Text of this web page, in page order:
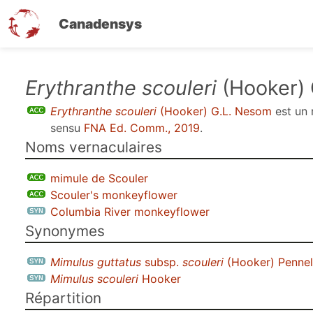
Canadensys
contenu
Erythranthe scouleri (Hooker)
Erythranthe scouleri (Hooker) G.L. Nesom est un
sensu FNA Ed. Comm., 2019.
Noms vernaculaires
mimule de Scouler
Scouler's monkeyflower
Columbia River monkeyflower
Synonymes
Mimulus guttatus subsp. scouleri (Hooker)
Mimulus scouleri Hooker
Répartition